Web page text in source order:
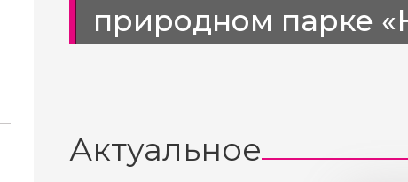
природном парке
Актуальное